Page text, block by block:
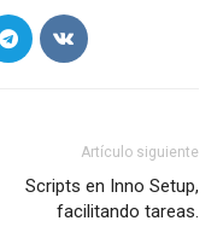
Artículo siguiente
Scripts en Inno Setup,
facilitando tareas.